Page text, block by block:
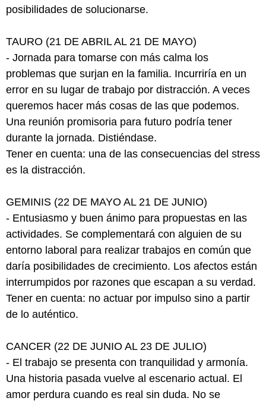
posibilidades de solucionarse.
TAURO (21 DE ABRIL AL 21 DE MAYO)
- Jornada para tomarse con más calma los
problemas que surjan en la familia. Incurriría en un
error en su lugar de trabajo por distracción. A veces
queremos hacer más cosas de las que podemos.
Una reunión promisoria para futuro podría tener
durante la jornada. Distiéndase.
Tener en cuenta: una de las consecuencias del stress
es la distracción.
GEMINIS (22 DE MAYO AL 21 DE JUNIO)
- Entusiasmo y buen ánimo para propuestas en las
actividades. Se complementará con alguien de su
entorno laboral para realizar trabajos en común que
daría posibilidades de crecimiento. Los afectos están
interrumpidos por razones que escapan a su verdad.
Tener en cuenta: no actuar por impulso sino a partir
de lo auténtico.
CANCER (22 DE JUNIO AL 23 DE JULIO)
- El trabajo se presenta con tranquilidad y armonía.
Una historia pasada vuelve al escenario actual. El
amor perdura cuando es real sin duda. No se